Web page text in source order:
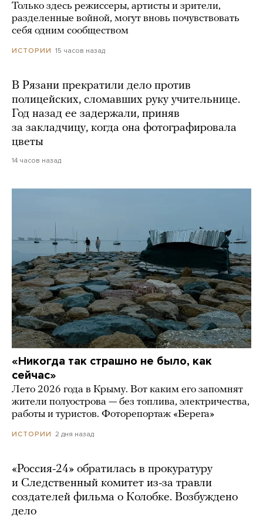
Только здесь режиссеры, артисты и зрители,
разделенные войной, могут вновь почувствовать
себя одним сообществом
ИСТОРИИ 15 часов назад
В Рязани прекратили дело против
полицейских, сломавших руку учительнице.
Год назад ее задержали, приняв
за закладчицу, когда она фотографировала
цветы
14 часов назад
«Никогда так страшно не было, как
сейчас»
Лето 2026 года в Крыму. Вот каким его запомнят
жители полуострова — без топлива, электричества,
работы и туристов. Фоторепортаж «Берега»
ИСТОРИИ 2 дня назад
«Россия-24» обратилась в прокуратуру
и Следственный комитет из-за травли
создателей фильма о Колобке. Возбуждено
дело